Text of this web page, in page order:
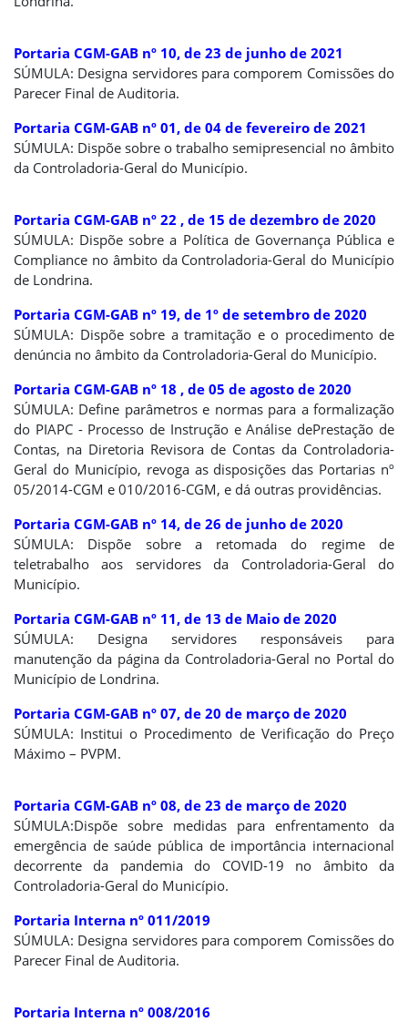
Portaria CGM-GAB nº 10, de 23 de junho de 2021
SÚMULA: Designa servidores para comporem Comissões do
Parecer Final de Auditoria.
Portaria CGM-GAB nº 01, de 04 de fevereiro de 2021
SÚMULA: Dispõe sobre o trabalho semipresencial no âmbito
da Controladoria-Geral do Município.
Portaria CGM-GAB nº 22 , de 15 de dezembro de 2020
SÚMULA: Dispõe sobre a Política de Governança Pública e
Compliance no âmbito da Controladoria-Geral do Município
de Londrina.
Portaria CGM-GAB nº 19, de 1º de setembro de 2020
SÚMULA: Dispõe sobre a tramitação e o procedimento de
denúncia no âmbito da Controladoria-Geral do Município.
Portaria CGM-GAB nº 18 , de 05 de agosto de 2020
SÚMULA: Define parâmetros e normas para a formalização
do PIAPC - Processo de Instrução e Análise dePrestação de
Contas, na Diretoria Revisora de Contas da Controladoria-
Geral do Município, revoga as disposições das Portarias nº
05/2014-CGM e 010/2016-CGM, e dá outras providências.
Portaria CGM-GAB nº 14, de 26 de junho de 2020
SÚMULA: Dispõe sobre a retomada do regime de
teletrabalho aos servidores da Controladoria-Geral do
Município.
Portaria CGM-GAB nº 11, de 13 de Maio de 2020
SÚMULA: Designa servidores responsáveis para
manutenção da página da Controladoria-Geral no Portal do
Município de Londrina.
Portaria CGM-GAB nº 07, de 20 de março de 2020
SÚMULA: Institui o Procedimento de Verificação do Preço
Máximo – PVPM.
Portaria CGM-GAB nº 08, de 23 de março de 2020
SÚMULA:Dispõe sobre medidas para enfrentamento da
emergência de saúde pública de importância internacional
decorrente da pandemia do COVID-19 no âmbito da
Controladoria-Geral do Município.
Portaria Interna nº 011/2019
SÚMULA: Designa servidores para comporem Comissões do
Parecer Final de Auditoria.
Portaria Interna nº 008/2016